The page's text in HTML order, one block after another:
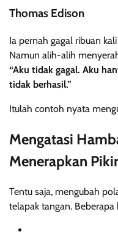
Thomas Edison
Ia pernah gagal ribuan
Namun alih-alih
“Aku tidak gagal. Aku
tidak berhasil.”
Itulah contoh nyata
Mengatasi
Menerapkan
Tentu saja, mengubah
telapak tangan.